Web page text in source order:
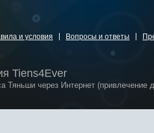
и условия Вопросы и ответы
Tiens4Ever
Тяньши через Интернет (привлечение